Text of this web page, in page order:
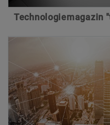
Technologiemagazin